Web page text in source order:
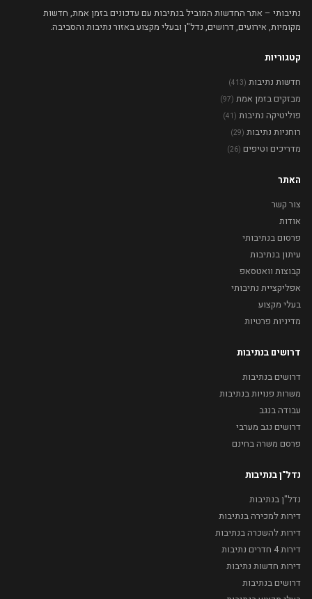
נתיבותי – אתר החדשות המוביל בנתיבות עם עדכונים בזמן אמת, חדשות
מקומיות, אירועים, דרושים, נדל"ן ובעלי מקצוע באזור נתיבות והסביבה.
קטגוריות
חדשות נתיבות (413)
מבזקים בזמן אמת (97)
פוליטיקה נתיבות (41)
רוחניות נתיבות (29)
מדריכים וטיפים (26)
האתר
צור קשר
אודות
פרסום בנתיבותי
עיתון בנתיבות
קבוצות וואטסאפ
אפליקציית נתיבותי
בעלי מקצוע
מדיניות פרטיות
דרושים בנתיבות
דרושים בנתיבות
משרות פנויות בנתיבות
עבודה בנגב
דרושים נגב מערבי
פרסם משרה בחינם
נדל"ן בנתיבות
נדל"ן בנתיבות
דירות למכירה בנתיבות
דירות להשכרה בנתיבות
דירות 4 חדרים נתיבות
דירות חדשות נתיבות
דרושים בנתיבות